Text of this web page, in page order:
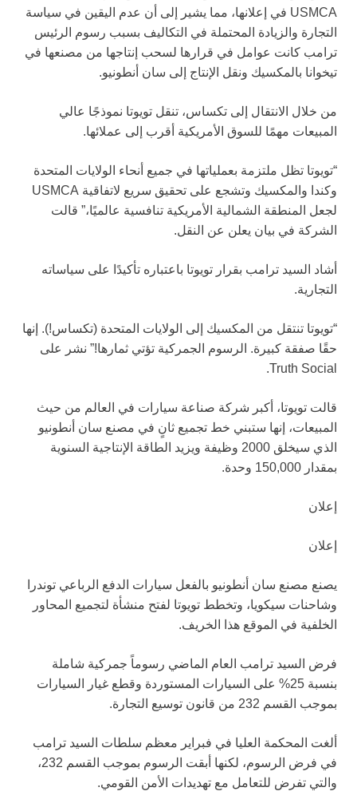
USMCA في إعلانها، مما يشير إلى أن عدم اليقين في سياسة
التجارة والزيادة المحتملة في التكاليف بسبب رسوم الرئيس
ترامب كانت عوامل في قرارها لسحب إنتاجها من مصنعها في
تيخوانا بالمكسيك ونقل الإنتاج إلى سان أنطونيو.
من خلال الانتقال إلى تكساس، تنقل تويوتا نموذجًا عالي
المبيعات مهمًا للسوق الأمريكية أقرب إلى عملائها.
“تويوتا تظل ملتزمة بعملياتها في جميع أنحاء الولايات المتحدة
وكندا والمكسيك وتشجع على تحقيق سريع لاتفاقية USMCA
لجعل المنطقة الشمالية الأمريكية تنافسية عالميًا،” قالت
الشركة في بيان يعلن عن النقل.
أشاد السيد ترامب بقرار تويوتا باعتباره تأكيدًا على سياساته
التجارية.
“تويوتا تنتقل من المكسيك إلى الولايات المتحدة (تكساس!). إنها
حقًا صفقة كبيرة. الرسوم الجمركية تؤتي ثمارها!” نشر على
Truth Social.
قالت تويوتا، أكبر شركة صناعة سيارات في العالم من حيث
المبيعات، إنها ستبني خط تجميع ثانٍ في مصنع سان أنطونيو
الذي سيخلق 2000 وظيفة ويزيد الطاقة الإنتاجية السنوية
بمقدار 150,000 وحدة.
إعلان
إعلان
يصنع مصنع سان أنطونيو بالفعل سيارات الدفع الرباعي توندرا
وشاحنات سيكويا، وتخطط تويوتا لفتح منشأة لتجميع المحاور
الخلفية في الموقع هذا الخريف.
فرض السيد ترامب العام الماضي رسوماً جمركية شاملة
بنسبة 25% على السيارات المستوردة وقطع غيار السيارات
بموجب القسم 232 من قانون توسيع التجارة.
ألغت المحكمة العليا في فبراير معظم سلطات السيد ترامب
في فرض الرسوم، لكنها أبقت الرسوم بموجب القسم 232،
والتي تفرض للتعامل مع تهديدات الأمن القومي.